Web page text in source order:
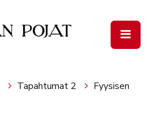
Tapahtumat 2
Fyysisen